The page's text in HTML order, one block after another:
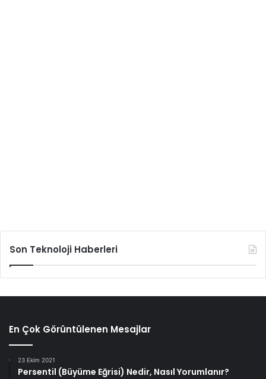
Son Teknoloji Haberleri
En Çok Görüntülenen Mesajlar
23 Ekim 2021
Persentil (Büyüme Eğrisi) Nedir, Nasıl Yorumlanır?